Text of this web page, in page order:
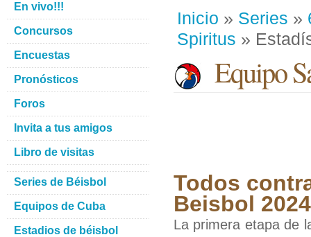
Inicio » Series »
Spiritus »
Equipo
Todos
Beisbol 2024
La primera etapa de
En vivo!!!
Concursos
Encuestas
Pronósticos
Foros
Invita a tus amigos
Libro de visitas
Series de Béisbol
Equipos de Cuba
Estadios de béisbol